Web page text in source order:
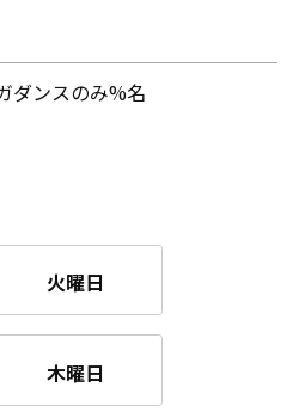
ダンスのみ%名
火曜日
木曜日